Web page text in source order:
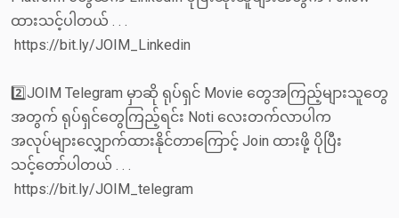
ထားသင့်ပါတယ် . . .
️ https://bit.ly/JOIM_Linkedin
2️⃣JOIM Telegram မှာဆို ရုပ်ရှင် Movie တွေအကြည့်များသူတွေ
အတွက် ရုပ်ရှင်တွေကြည့်ရင်း Noti လေးတက်လာပါက
အလုပ်များလျှောက်ထားနိုင်တာကြောင့် Join ထားဖို့ ပိုပြီး
သင့်တော်ပါတယ် . . .
https://bit.ly/JOIM_telegram